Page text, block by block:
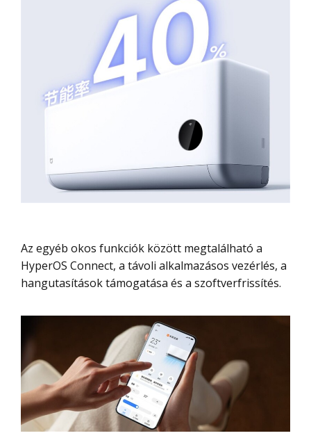
Az egyéb okos funkciók között megtalálható a
HyperOS Connect, a távoli alkalmazásos vezérlés, a
hangutasítások támogatása és a szoftverfrissítés.